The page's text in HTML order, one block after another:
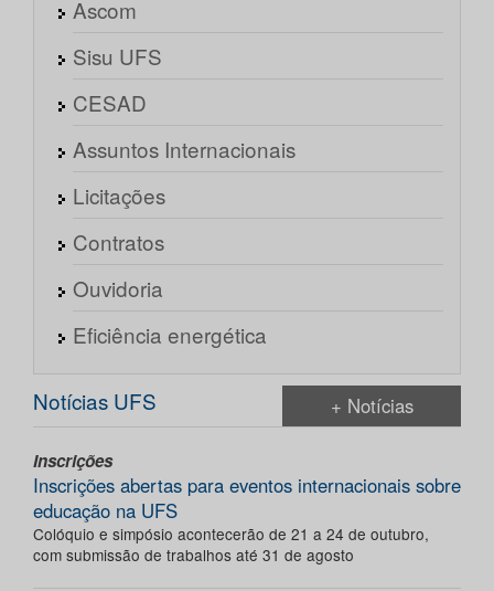
Ascom
Sisu UFS
CESAD
Assuntos Internacionais
Licitações
Contratos
Ouvidoria
Eficiência energética
Notícias UFS + Notícias
Inscrições
Inscrições abertas para eventos internacionais sobre
educação na UFS
Colóquio e simpósio acontecerão de 21 a 24 de outubro,
com submissão de trabalhos até 31 de agosto